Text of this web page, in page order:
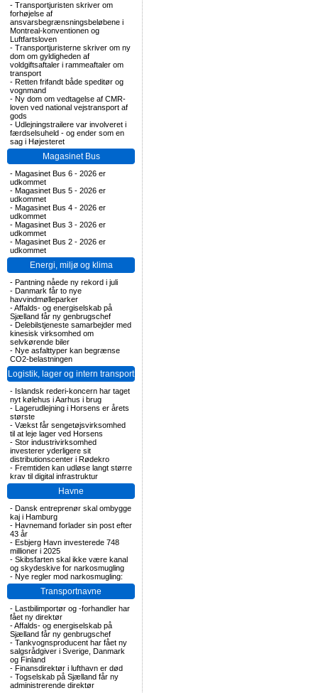
- Transportjuristen skriver om
forhøjelse af
ansvarsbegrænsningsbeløbene i
Montreal-konventionen og
Luftfartsloven
- Transportjuristerne skriver om ny
dom om gyldigheden af
voldgiftsaftaler i rammeaftaler om
transport
- Retten frifandt både speditør og
vognmand
- Ny dom om vedtagelse af CMR-
loven ved national vejstransport af
gods
- Udlejningstrailere var involveret i
færdselsuheld - og ender som en
sag i Højesteret
Magasinet Bus
- Magasinet Bus 6 - 2026 er
udkommet
- Magasinet Bus 5 - 2026 er
udkommet
- Magasinet Bus 4 - 2026 er
udkommet
- Magasinet Bus 3 - 2026 er
udkommet
- Magasinet Bus 2 - 2026 er
udkommet
Energi, miljø og klima
- Pantning nåede ny rekord i juli
- Danmark får to nye
havvindmølleparker
-Affalds- og energiselskab på
Sjælland får ny genbrugschef
- Delebilstjeneste samarbejder med
kinesisk virksomhed om
selvkørende biler
- Nye asfalttyper kan begrænse
CO2-belastningen
Logistik, lager og intern transport
- Islandsk rederi-koncern har taget
nyt kølehus i Aarhus i brug
- Lagerudlejning i Horsens er årets
største
- Vækst får sengetøjsvirksomhed
til at leje lager ved Horsens
- Stor industrivirksomhed
investerer yderligere sit
distributionscenter i Rødekro
- Fremtiden kan udløse langt større
krav til digital infrastruktur
Havne
- Dansk entreprenør skal ombygge
kaj i Hamburg
- Havnemand forlader sin post efter
43 år
- Esbjerg Havn investerede 748
millioner i 2025
- Skibsfarten skal ikke være kanal
og skydeskive for narkosmugling
- Nye regler mod narkosmugling:
Transportnavne
- Lastbilimportør og -forhandler har
fået ny direktør
-Affalds- og energiselskab på
Sjælland får ny genbrugschef
- Tankvognsproducent har fået ny
salgsrådgiver i Sverige, Danmark
og Finland
- Finansdirektør i lufthavn er død
- Togselskab på Sjælland får ny
administrerende direktør